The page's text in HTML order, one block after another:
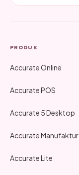
PRODUK
Accurate Online
Accurate POS
Accurate 5 Desktop
Accurate Manufaktur
Accurate Lite